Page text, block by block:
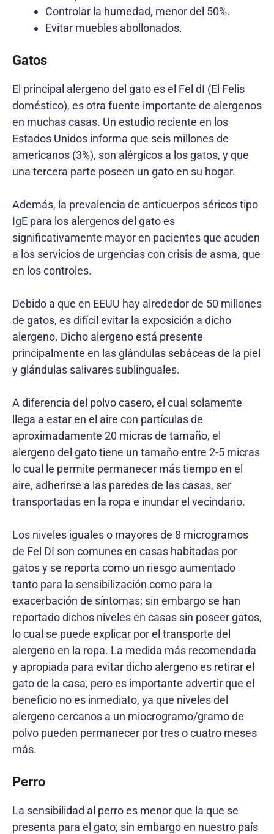
Controlar la humedad, menor del 50%.
Evitar muebles abollonados.
Gatos
El principal alergeno del gato es el Fel dI (El Felis
doméstico), es otra fuente importante de alergenos
en muchas casas. Un estudio reciente en los
Estados Unidos informa que seis millones de
americanos (3%), son alérgicos a los gatos, y que
una tercera parte poseen un gato en su hogar.
Además, la prevalencia de anticuerpos séricos tipo
IgE para los alergenos del gato es
significativamente mayor en pacientes que acuden
a los servicios de urgencias con crisis de asma, que
en los controles.
Debido a que en EEUU hay alrededor de 50 millones
de gatos, es difícil evitar la exposición a dicho
alergeno. Dicho alergeno está presente
principalmente en las glándulas sebáceas de la piel
y glándulas salivares sublinguales.
A diferencia del polvo casero, el cual solamente
llega a estar en el aire con partículas de
aproximadamente 20 micras de tamaño, el
alergeno del gato tiene un tamaño entre 2-5 micras
lo cual le permite permanecer más tiempo en el
aire, adherirse a las paredes de las casas, ser
transportadas en la ropa e inundar el vecindario.
Los niveles iguales o mayores de 8 microgramos
de Fel DI son comunes en casas habitadas por
gatos y se reporta como un riesgo aumentado
tanto para la sensibilización como para la
exacerbación de síntomas; sin embargo se han
reportado dichos niveles en casas sin poseer gatos,
lo cual se puede explicar por el transporte del
alergeno en la ropa. La medida más recomendada
y apropiada para evitar dicho alergeno es retirar el
gato de la casa, pero es importante advertir que el
beneficio no es inmediato, ya que niveles del
alergeno cercanos a un miocrogramo/gramo de
polvo pueden permanecer por tres o cuatro meses
más.
Perro
La sensibilidad al perro es menor que la que se
presenta para el gato; sin embargo en nuestro país